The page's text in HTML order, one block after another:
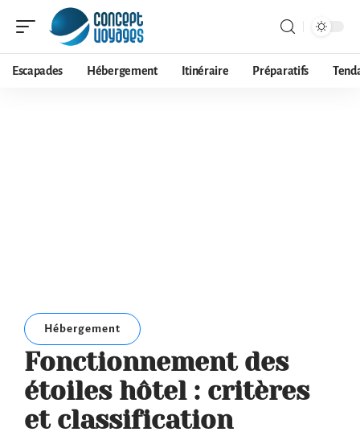
Escapades Hébergement Itinéraire Préparatifs
Hébergement
Fonctionnement des
étoiles hôtel : critères
et classification